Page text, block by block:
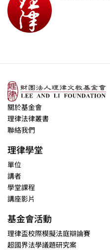
關於基金會
理律法律叢書
聯絡我們
理律學堂
單位
講者
學堂課程
講座影片
基金會活動
理律盃校際模擬法庭辯論賽
超國界法學議題研究案